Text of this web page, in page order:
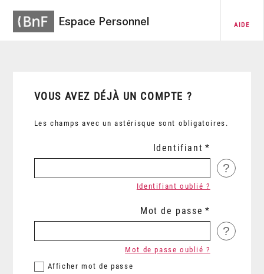
Espace Personnel AIDE
VOUS AVEZ DÉJÀ UN COMPTE ?
Les champs avec un astérisque sont obligatoires.
Identifiant
?
Identifiant oublié ?
Mot de passe
?
Afficher mot de passe
Mot de passe oublié ?